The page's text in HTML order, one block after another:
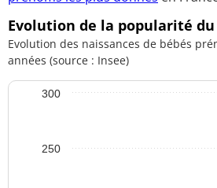
Evolution de la popularité du
Evolution des naissances de bébés
années (source : Insee)
250
300